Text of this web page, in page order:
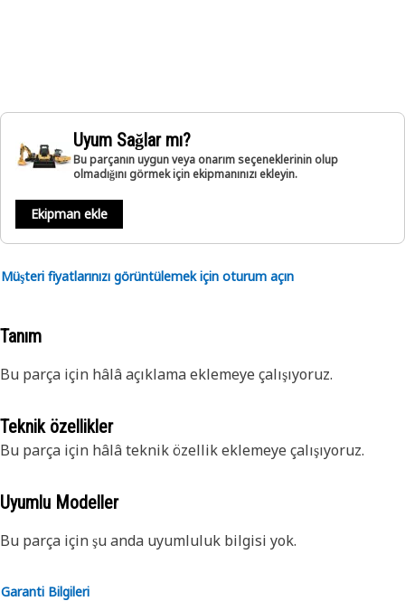
Uyum Sağlar mı?
Bu parçanın uygun veya onarım seçeneklerinin olup
olmadığını görmek için ekipmanınızı ekleyin.
Ekipman ekle
Müşteri fiyatlarınızı görüntülemek için oturum açın
Tanım
Bu parça için hâlâ açıklama eklemeye çalışıyoruz.
Teknik özellikler
Bu parça için hâlâ teknik özellik eklemeye çalışıyoruz.
Uyumlu Modeller
Bu parça için şu anda uyumluluk bilgisi yok.
Garanti Bilgileri